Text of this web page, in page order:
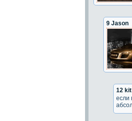
9 Jason
12 kit
если